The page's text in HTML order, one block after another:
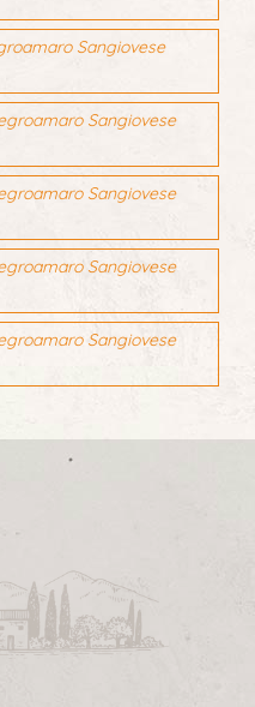
Sangiovese
Sangiovese
Sangiovese
Sangiovese
Sangiovese